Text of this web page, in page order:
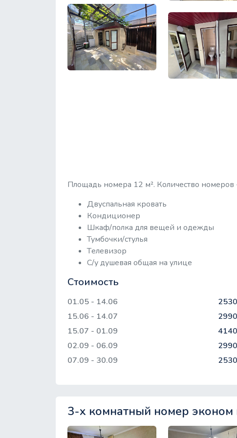
Площадь номера 12 м². Количество номеров
Двуспальная кровать
Кондиционер
Шкаф/полка для вещей и одежды
Тумбочки/стулья
Tелевизор
С/у душевая общая на улице
Стоимость
01.05 - 14.06
15.06 - 14.07
15.07 - 01.09
02.09 - 06.09
07.09 - 30.09
3-х комнатный номер эконом